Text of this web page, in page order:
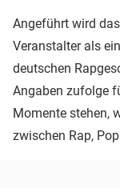
Angeführt wird
Veranstalter als
deutschen
Angaben zufolge
Momente stehen,
zwischen Rap,